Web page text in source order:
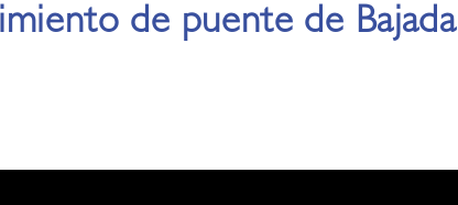
de puente de Bajada